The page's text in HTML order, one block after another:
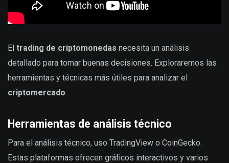
El trading de criptomonedas necesita un análisis
detallado para tomar buenas decisiones. Exploraremos las
herramientas y técnicas más útiles para analizar el
criptomercado.
Herramientas de análisis técnico
Para el análisis técnico, uso TradingView o CoinGecko.
Estas plataformas ofrecen gráficos interactivos y varios